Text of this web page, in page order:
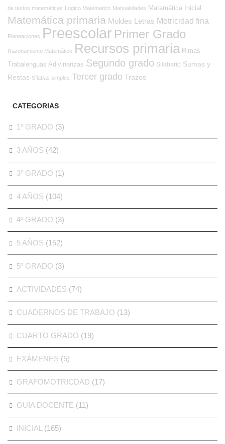
de textos matemáticas Logico Matematico Manualidades Matemática Inicial
Matemática primaria Moldes Letras Motricidad fina
Planeaciones Preescolar Primer Grado
Razonamiento Matemático Recursos primaria Rimas
Trabalenguas Adivinanzas Segundo grado Silabario Sumas y
Restas Sílabas simples Tercer grado Trazos
CATEGORIAS
1º GRADO (3)
3 AÑOS (42)
3º GRADO (1)
4 AÑOS (104)
4º GRADO (3)
5 AÑOS (152)
5º GRADO (3)
ACTIVIDADES (74)
CUADERNOS DE TRABAJO (13)
CUARTO GRADO (19)
EXÁMENES (5)
GRAFOMOTRICDAD (17)
GUÍA DOCENTE (11)
INICIAL (165)